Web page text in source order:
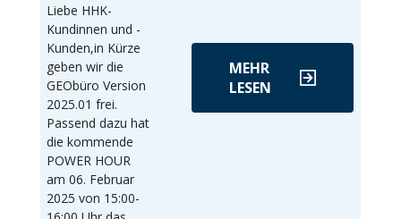
Liebe HHK-
Kundinnen und -
Kunden,in Kürze
geben wir die
GEObüro Version
2025.01 frei.
Passend dazu hat
die kommende
POWER HOUR
am 06. Februar
2025 von 15:00-
MEHR
LESEN